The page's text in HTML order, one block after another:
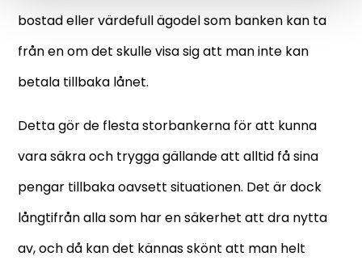
bostad eller värdefull ägodel som banken kan ta
från en om det skulle visa sig att man inte kan
betala tillbaka lånet.
Detta gör de flesta storbankerna för att kunna
vara säkra och trygga gällande att alltid få sina
pengar tillbaka oavsett situationen. Det är dock
långtifrån alla som har en säkerhet att dra nytta
av, och då kan det kännas skönt att man helt